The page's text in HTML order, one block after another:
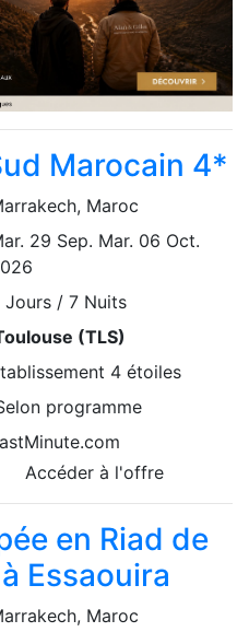
Marocain 4*
, Maroc
29 Sep. Mar. 06 Oct.
Jours / 7 Nuits
(TLS)
4 étoiles
programme
Accéder à l'offre
en Riad de
Essaouira
, Maroc